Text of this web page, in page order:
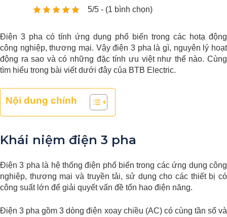
5/5 - (1 bình chọn)
Điện 3 pha có tính ứng dụng phổ biến trong các hotạ động
công nghiệp, thương mại. Vậy điện 3 pha là gì, nguyên lý hoạt
động ra sao và có những đặc tính ưu việt như thế nào. Cùng
tìm hiểu trong bài viết dưới đây của BTB Electric.
Nội dung chính
Khái niệm điện 3 pha
Điện 3 pha là hệ thống điện phổ biến trong các ứng dụng công
nghiệp, thương mại và truyền tải, sử dụng cho các thiết bị có
công suất lớn để giải quyết vấn đề tổn hao điện năng.
Điện 3 pha gồm 3 dòng điện xoay chiều (AC) có cùng tần số và